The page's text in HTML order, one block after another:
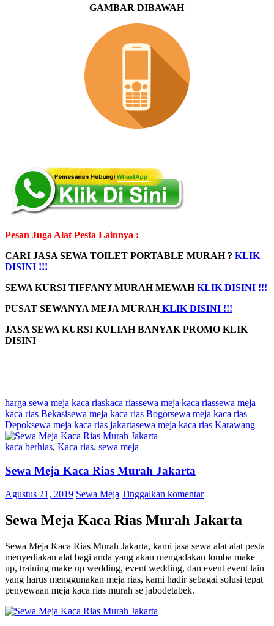
GAMBAR DIBAWAH
Pesan Juga Alat Pesta Lainnya :
CARI JASA SEWA TOILET PORTABLE MURAH ? KLIK
DISINI !!!
SEWA KURSI TIFFANY MURAH MEWAHKLIK DISINI !!!
PUSAT SEWANYA MEJA MURAHKLIK DISINI !!!
JASA SEWA KURSI KULIAH BANYAK PROMO KLIK
DISINI
harga sewa meja kaca riaskaca riassewa meja kaca riassewa meja
kaca rias Bekasisewa meja kaca rias Bogorsewa meja kaca rias
Depoksewa meja kaca rias jakartasewa meja kaca rias Karawang
kaca berhias, Kaca rias, sewa meja
Sewa Meja Kaca Rias Murah Jakarta
Agustus 21, 2019 Sewa Meja Tinggalkan komentar
Sewa Meja Kaca Rias Murah Jakarta
Sewa Meja Kaca Rias Murah Jakarta, kami jasa sewa alat alat pesta
menyediakan alat bagi anda yang akan mengadakan lomba make
up, training make up wedding, event wedding, dan event event lain
yang harus menggunakan meja rias, kami hadir sebagai solusi tepat
penyewaan meja kaca rias murah se jabodetabek.